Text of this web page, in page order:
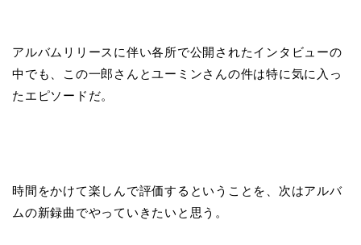
アルバムリリースに伴い各所で公開されたインタビューの
中でも、この一郎さんとユーミンさんの件は特に気に入っ
たエピソードだ。
時間をかけて楽しんで評価するということを、次はアルバ
ムの新録曲でやっていきたいと思う。